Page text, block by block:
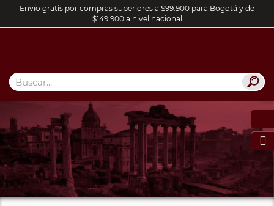
Envío gratis por compras superiores a $99.900 para Bogotá y de
$149.900 a nivel nacional
